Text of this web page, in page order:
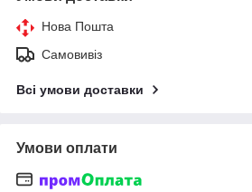
Нова Пошта
Самовивіз
Всі умови доставки
Умови оплати